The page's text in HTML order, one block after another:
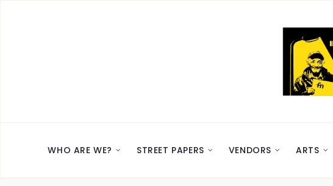
WHO ARE WE? STREET PAPERS VENDORS ARTS